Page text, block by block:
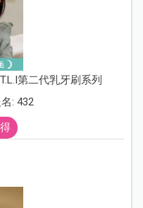
第二代乳牙刷系列
: 432